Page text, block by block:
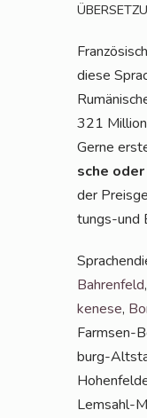
die­se
321
Ger­ne
sche
der
tungs-und
Bah­ren­feld,
ke­ne­se,
Farm­sen-
burg-
Lem­sahl-